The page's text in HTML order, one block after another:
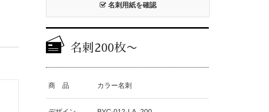
名刺用紙を確認
名刺200枚〜
商 品 カラー名刺